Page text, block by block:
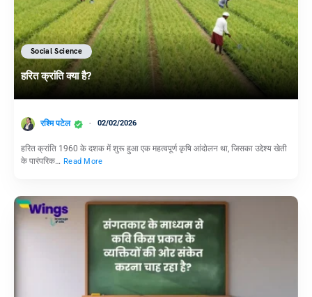
Social Science
हरित क्रांति क्या है?
रश्मि पटेल 02/02/2026
हरित क्रांति 1960 के दशक में शुरू हुआ एक महत्वपूर्ण कृषि आंदोलन था, जिसका उद्देश्य खेती
के पारंपरिक… Read More